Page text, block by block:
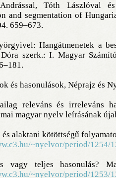
Tóth Lászlóval
and segmentation of
659–673.
Hangátmenetek a
Dóra szerk.: I. Magyar
és hasonulások, Néprajz és
releváns és irreleváns
magyar nyelv leírásának
és alaktani kötöttségű
~nyelvor/period/1254/
vagy teljes hasonulás?
~nyelvor/period/1253/